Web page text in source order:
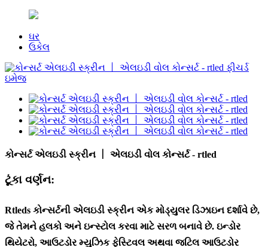
ઘર
ઉકેલ
કોન્સર્ટ એલઇડી સ્ક્રીન 丨 એલઇડી વોલ કોન્સર્ટ - rtled
ટૂંકા વર્ણન:
Rtleds કોન્સર્ટની એલઇડી સ્ક્રીન એક મોડ્યુલર ડિઝાઇન દર્શાવે છે,
જે તેમને હલકો અને ઇન્સ્ટોલ કરવા માટે સરળ બનાવે છે. ઇન્ડોર
થિયેટરો, આઉટડોર મ્યુઝિક ફેસ્ટિવલ અથવા જટિલ આઉટડોર